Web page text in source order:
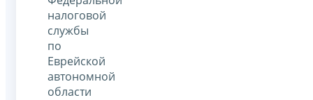
налоговой
службы
по
Еврейской
автономной
области